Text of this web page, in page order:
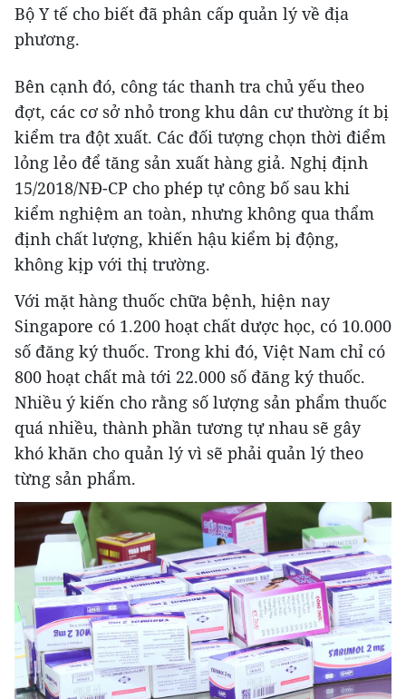
Bộ Y tế cho biết đã phân cấp quản lý về địa
phương.
Bên cạnh đó, công tác thanh tra chủ yếu theo
đợt, các cơ sở nhỏ trong khu dân cư thường ít bị
kiểm tra đột xuất. Các đối tượng chọn thời điểm
lỏng lẻo để tăng sản xuất hàng giả. Nghị định
15/2018/NĐ-CP cho phép tự công bố sau khi
kiểm nghiệm an toàn, nhưng không qua thẩm
định chất lượng, khiến hậu kiểm bị động,
không kịp với thị trường.
Với mặt hàng thuốc chữa bệnh, hiện nay
Singapore có 1.200 hoạt chất dược học, có 10.000
số đăng ký thuốc. Trong khi đó, Việt Nam chỉ có
800 hoạt chất mà tới 22.000 số đăng ký thuốc.
Nhiều ý kiến cho rằng số lượng sản phẩm thuốc
quá nhiều, thành phần tương tự nhau sẽ gây
khó khăn cho quản lý vì sẽ phải quản lý theo
từng sản phẩm.